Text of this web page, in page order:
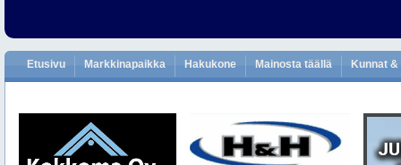
Etusivu Markkinapaikka Hakukone Mainosta täällä Kunnat